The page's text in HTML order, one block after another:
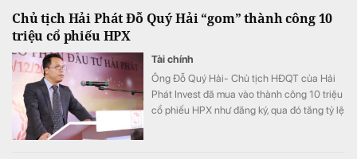
Chủ tịch Hải Phát Đỗ Quý Hải “gom” thành công 10
triệu cổ phiếu HPX
Tài chính
Ông Đỗ Quý Hải- Chủ tịch HĐQT của Hải
Phát Invest đã mua vào thành công 10 triệu
cổ phiếu HPX như đăng ký, qua đó tăng tỷ lệ